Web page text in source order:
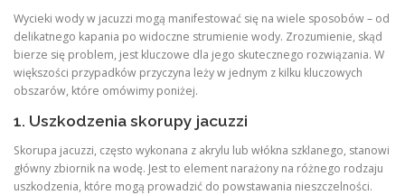
Wycieki wody w jacuzzi mogą manifestować się na wiele sposobów – od
delikatnego kapania po widoczne strumienie wody. Zrozumienie, skąd
bierze się problem, jest kluczowe dla jego skutecznego rozwiązania. W
większości przypadków przyczyna leży w jednym z kilku kluczowych
obszarów, które omówimy poniżej.
1. Uszkodzenia skorupy jacuzzi
Skorupa jacuzzi, często wykonana z akrylu lub włókna szklanego, stanowi
główny zbiornik na wodę. Jest to element narażony na różnego rodzaju
uszkodzenia, które mogą prowadzić do powstawania nieszczelności.